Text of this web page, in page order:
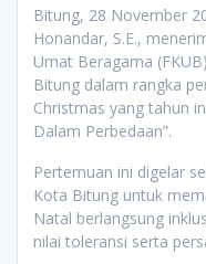
Bitung, 28 November
Honandar, S.E.,
Umat Beragama
Bitung dalam rangka
Christmas yang tahun
Dalam Perbedaan”.
Pertemuan ini digelar
Kota Bitung untuk
Natal berlangsung
nilai toleransi serta